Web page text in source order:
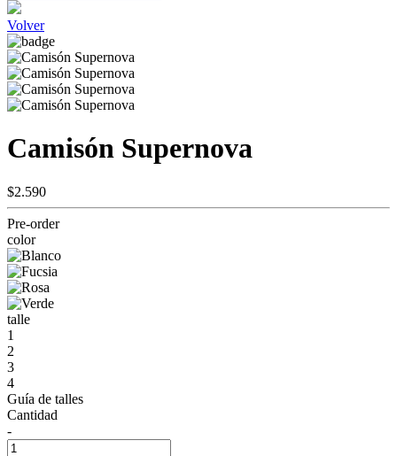
Volver
Camisón Supernova
$2.590
Pre-order
color
talle
1
2
3
4
Guía de talles
Cantidad
-